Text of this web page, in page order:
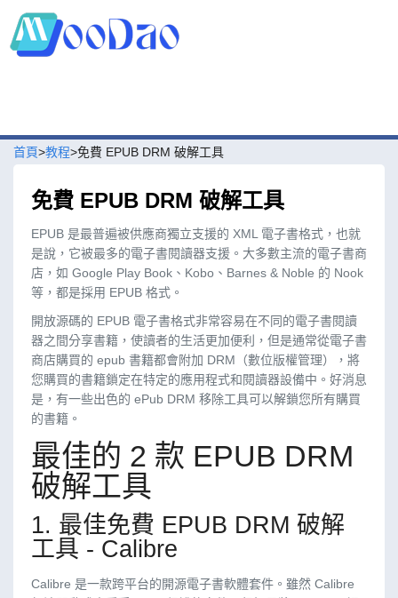
首頁>教程>免費 EPUB DRM 破解工具
免費 EPUB DRM 破解工具
EPUB 是最普遍被供應商獨立支援的 XML 電子書格式，也就
是說，它被最多的電子書閱讀器支援。大多數主流的電子書商
店，如 Google Play Book、Kobo、Barnes & Noble 的 Nook
等，都是採用 EPUB 格式。
開放源碼的 EPUB 電子書格式非常容易在不同的電子書閱讀
器之間分享書籍，使讀者的生活更加便利，但是通常從電子書
商店購買的 epub 書籍都會附加 DRM（數位版權管理），將
您購買的書籍鎖定在特定的應用程式和閱讀器設備中。好消息
是，有一些出色的 ePub DRM 移除工具可以解鎖您所有購買
的書籍。
最佳的 2 款 EPUB DRM
破解工具
1. 最佳免費 EPUB DRM 破解
工具 - Calibre
Calibre 是一款跨平台的開源電子書軟體套件。雖然 Calibre